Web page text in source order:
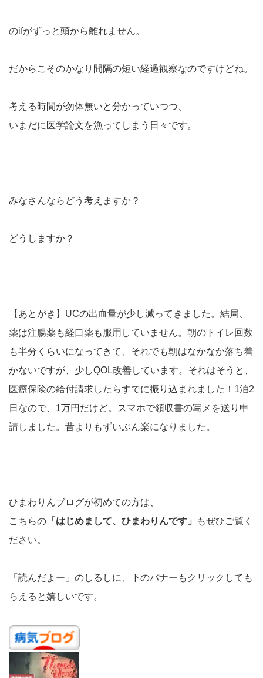
のifがずっと頭から離れません。
だからこそのかなり間隔の短い経過観察なのですけどね。
考える時間が勿体無いと分かっていつつ、
いまだに医学論文を漁ってしまう日々です。
みなさんならどう考えますか？
どうしますか？
【あとがき】UCの出血量が少し減ってきました。結局、
薬は注腸薬も経口薬も服用していません。朝のトイレ回数
も半分くらいになってきて、それでも朝はなかなか落ち着
かないですが、少しQOL改善しています。それはそうと、
医療保険の給付請求したらすでに振り込まれました！1泊2
日なので、1万円だけど。スマホで領収書の写メを送り申
請しました。昔よりもずいぶん楽になりました。
ひまわりんブログが初めての方は、
こちらの 「はじめまして、ひまわりんです」
もぜひご覧く
ださい。
「読んだよー」のしるしに、下のバナーもクリックしても
らえると嬉しいです。